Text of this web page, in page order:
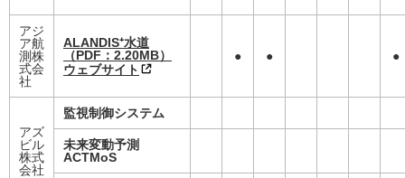
アジ
ア航
測株
式会
社
ALANDIS⁺水道
（PDF：2.20MB）
ウェブサイト
● ● ●
アズ
ビル
株式
会社
監視制御システム
未来変動予測
ACTMoS